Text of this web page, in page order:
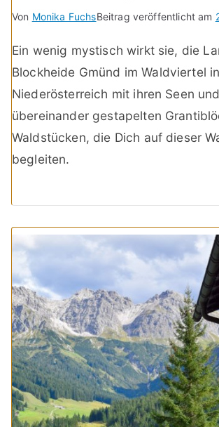
Von Monika FuchsBeitrag veröffentlicht am
Ein wenig mystisch wirkt sie, die
Blockheide Gmünd im Waldviertel in
Niederösterreich mit ihren Seen
übereinander gestapelten
Waldstücken, die Dich auf dieser
begleiten.